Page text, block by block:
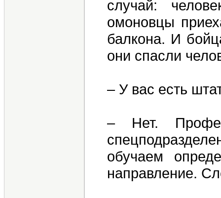
случай:
омоновцы
балкона. И
они спасли
– У вас есть
– Нет.
обучаем
направление.